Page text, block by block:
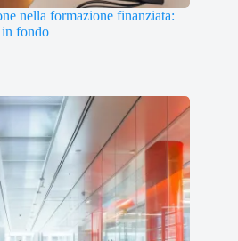
nella formazione finanziata:
fondo